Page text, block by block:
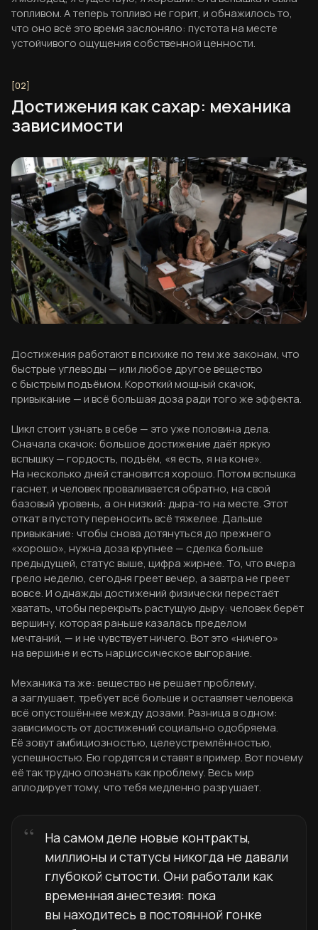
топливом. А теперь топливо не горит, и обнажилось то,
что оно всё это время заслоняло: пустота на месте
устойчивого ощущения собственной ценности.
Достижения как сахар: механика
зависимости
Достижения работают в психике по тем же законам, что
быстрые углеводы — или любое другое вещество
с быстрым подъёмом. Короткий мощный скачок,
привыкание — и всё большая доза ради того же эффекта.
Цикл стоит узнать в себе — это уже половина дела.
Сначала скачок: большое достижение даёт яркую
вспышку — гордость, подъём, «я есть, я на коне».
На несколько дней становится хорошо. Потом вспышка
гаснет, и человек проваливается обратно, на свой
базовый уровень, а он низкий: дыра-то на месте. Этот
откат в пустоту переносить всё тяжелее. Дальше
привыкание: чтобы снова дотянуться до прежнего
«хорошо», нужна доза крупнее — сделка больше
предыдущей, статус выше, цифра жирнее. То, что вчера
грело неделю, сегодня греет вечер, а завтра не греет
вовсе. И однажды достижений физически перестаёт
хватать, чтобы перекрыть растущую дыру: человек берёт
вершину, которая раньше казалась пределом
мечтаний, — и не чувствует ничего. Вот это «ничего»
на вершине и есть нарциссическое выгорание.
Механика та же: вещество не решает проблему,
а заглушает, требует всё больше и оставляет человека
всё опустошённее между дозами. Разница в одном:
зависимость от достижений социально одобряема.
Её зовут амбициозностью, целеустремлённостью,
успешностью. Ею гордятся и ставят в пример. Вот почему
её так трудно опознать как проблему. Весь мир
аплодирует тому, что тебя медленно разрушает.
На самом деле новые контракты,
миллионы и статусы никогда не давали
глубокой сытости. Они работали как
временная анестезия: пока
вы находитесь в постоянной гонке